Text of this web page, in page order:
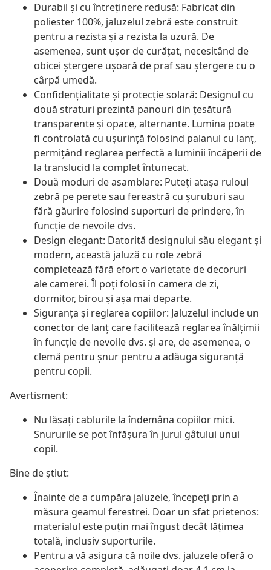
Durabil și cu întreținere redusă: Fabricat din
poliester 100%, jaluzelul zebră este construit
pentru a rezista și a rezista la uzură. De
asemenea, sunt ușor de curățat, necesitând de
obicei ștergere ușoară de praf sau ștergere cu o
cârpă umedă.
Confidențialitate și protecție solară: Designul cu
două straturi prezintă panouri din țesătură
transparente și opace, alternante. Lumina poate
fi controlată cu ușurință folosind palanul cu lanț,
permițând reglarea perfectă a luminii încăperii de
la translucid la complet întunecat.
Două moduri de asamblare: Puteți atașa ruloul
zebră pe perete sau fereastră cu șuruburi sau
fără găurire folosind suporturi de prindere, în
funcție de nevoile dvs.
Design elegant: Datorită designului său elegant și
modern, această jaluză cu role zebră
completează fără efort o varietate de decoruri
ale camerei. Îl poți folosi în camera de zi,
dormitor, birou și așa mai departe.
Siguranța și reglarea copiilor: Jaluzelul include un
conector de lanț care facilitează reglarea înălțimii
în funcție de nevoile dvs. și are, de asemenea, o
clemă pentru șnur pentru a adăuga siguranță
pentru copii.
Avertisment:
Nu lăsați cablurile la îndemâna copiilor mici.
Snururile se pot înfăşura în jurul gâtului unui
copil.
Bine de știut:
Înainte de a cumpăra jaluzele, începeți prin a
măsura geamul ferestrei. Doar un sfat prietenos:
materialul este puțin mai îngust decât lățimea
totală, inclusiv suporturile.
Pentru a vă asigura că noile dvs. jaluzele oferă o